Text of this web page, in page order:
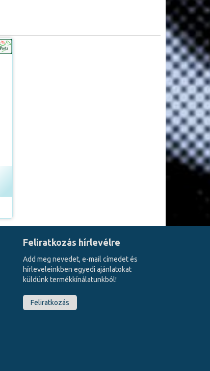
Feliratkozás hírlevélre
Add meg nevedet, e-mail címedet és
hírleveleinkben egyedi ajánlatokat
küldünk termékkínálatunkból!
Feliratkozás